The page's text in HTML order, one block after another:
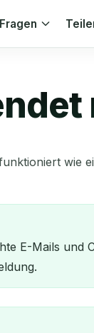
wie
E-Mails und